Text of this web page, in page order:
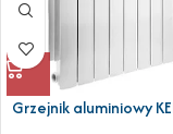
Grzejnik aluminiowy